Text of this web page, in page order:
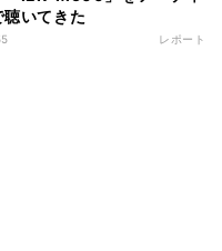
聴いてきた
レポート